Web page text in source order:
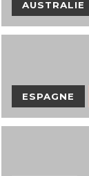
AUSTRALIE
ESPAGNE